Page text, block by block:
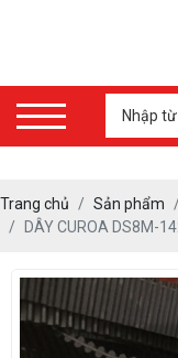
Trang chủ Sản phẩm
DÂY CUROA DS8M-